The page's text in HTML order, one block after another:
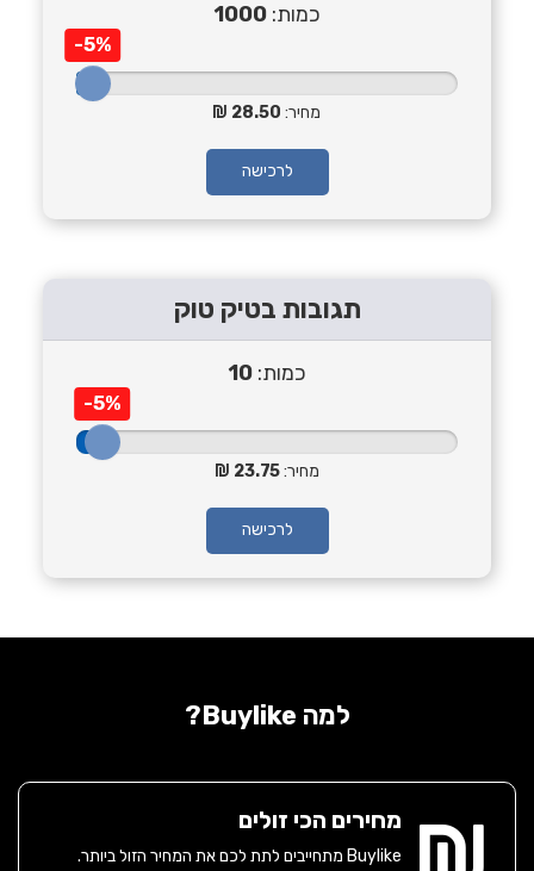
כמות: 1000
-5%
מחיר: 28.50
לרכישה
תגובות בטיק טוק
כמות: 10
-5%
מחיר:23.75
לרכישה
למה Buylike?
מחירים הכי זולים
Buylike מתחייבים לתת לכם את המחיר הזול ביותר.